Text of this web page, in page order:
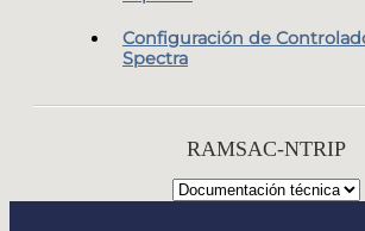
Configuración de
Spectra
RAMSAC-NTRIP